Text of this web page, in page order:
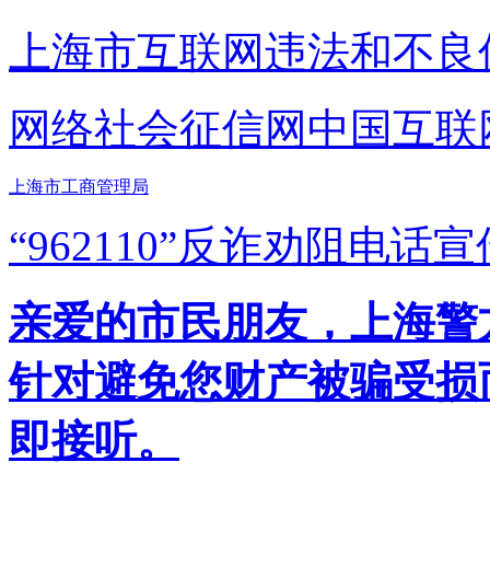
上海市互联网违法和不
网络社会征信网 中国互
上海市工商管理局
“962110”反诈劝阻电话宣
亲爱的市民朋友，上海
针对避免您财产被骗受
即接听。